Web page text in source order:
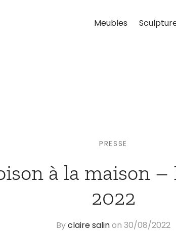
Meubles
PRESSE
à la maison
2022
Byclaire salinon 30/08/2022